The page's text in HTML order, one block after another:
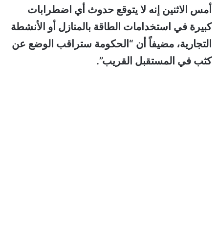
أمس الاثنين إنه لا يتوقع حدوث أي اضطرابات
كبيرة في استخدامات الطاقة بالمنازل أو الأنشطة
التجارية، مضيفاً أن “الحكومة ستراقب الوضع عن
كثب في المستقبل القريب”.